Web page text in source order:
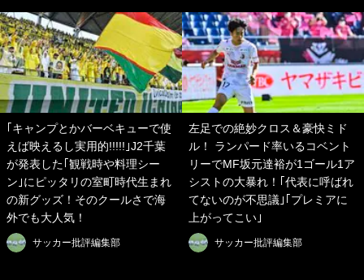
｢キャンプとかバーベキューで使
えば映えるし実用的!!!!!｣J2千葉
が発表した｢観戦時や料理シー
ン｣にピッタリの室町時代生まれ
の新グッズ！そのクールさで海
外でも大人気！
サッカー批評編集部
左足での絶妙クロス＆豪快ミド
ル！ ランパード率いるコベント
リーでMF坂元達裕が1ゴール1ア
シストの大暴れ！｢代表に呼ばれ
てないのが不思議｣｢プレミアに
上がってこい｣
サッカー批評編集部